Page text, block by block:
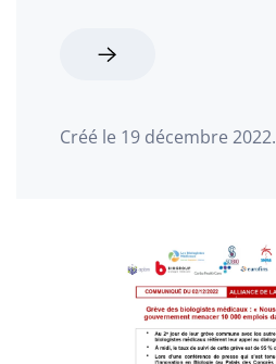
Créé le 19 décembre 2022.